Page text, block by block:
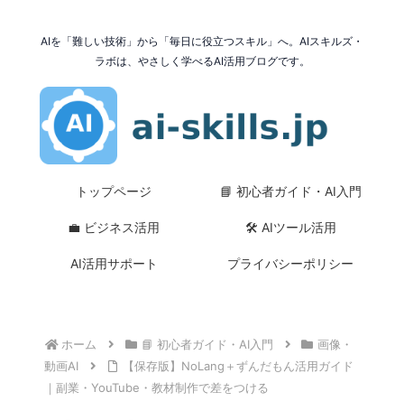
AIを「難しい技術」から「毎日に役立つスキル」へ。AIスキルズ・
ラボは、やさしく学べるAI活用ブログです。
トップページ 📘 初心者ガイド・AI入門
💼 ビジネス活用 🛠 AIツール活用
AI活用サポート プライバシーポリシー
ホーム 📘 初心者ガイド・AI入門
画像・
動画AI
【保存版】NoLang＋ずんだもん活用ガイド
｜副業・YouTube・教材制作で差をつける